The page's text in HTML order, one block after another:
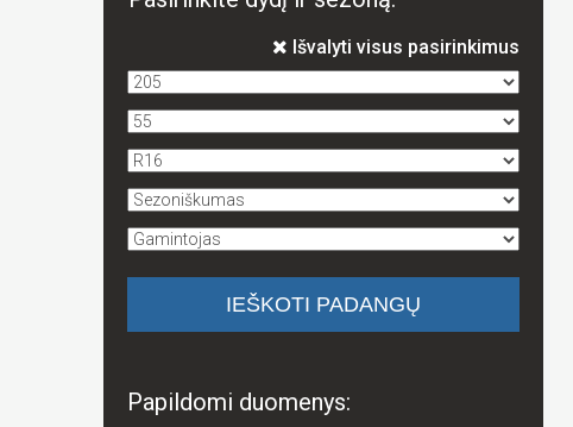
Išvalyti visus pasirinkimus
Papildomi duomenys: